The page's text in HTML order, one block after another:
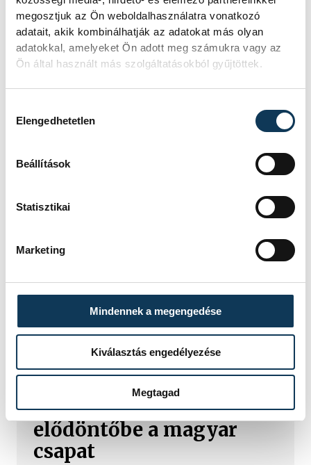
megosztjuk az Ön weboldalhasználatra vonatkozó
adatait, akik kombinálhatják az adatokat más olyan
adatokkal, amelyeket Ön adott meg számukra vagy az
Ön által használt más szolgáltatásokból gyűjtöttek.
Elengedhetetlen
Beállítások
Statisztikai
Marketing
Mindennek a megengedése
Kiválasztás engedélyezése
Megtagad
Betlehem Dávid Európa-
bajnok a 3 km-es
kieséses versenyben!
Betlehem Dávid aranyérmet nyert
pénteken a nyíltvízi úszók 3
versenyszámában a párizsi Európa-
Gyurkovics a masters Eb
Az Európa-bajnoki és a grand master
címet is elnyerte Gyurkovics Ferenc a
masters súlyemelő kontinenstornán.
Férfi kézilabda ifjúsági
Eb: nem jutott
elődöntőbe a magyar
csapat